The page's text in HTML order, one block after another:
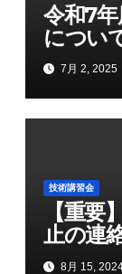
令和7
につい
7月 2, 2025
技術講習会
【重
止の連
8月 15,